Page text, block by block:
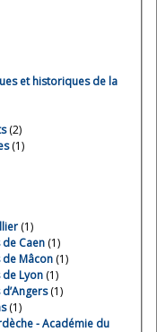
et historiques de la
(2)
(1)
(1)
Caen (1)
Mâcon (1)
Lyon (1)
(1)
(1)
- Académie du